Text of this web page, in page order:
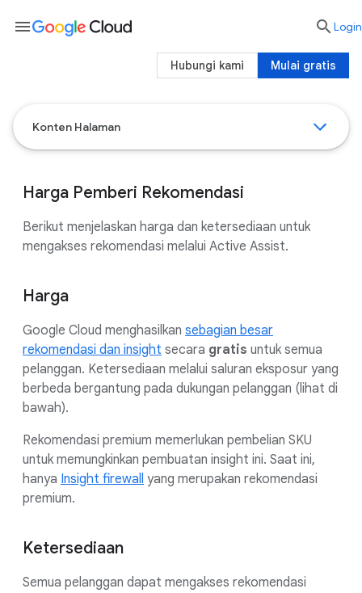
Konten Halaman
Harga Pemberi Rekomendasi
Berikut menjelaskan harga dan ketersediaan untuk
mengakses rekomendasi melalui Active Assist.
Harga
Google Cloud menghasilkan sebagian besar
rekomendasi dan insight secara gratis untuk semua
pelanggan. Ketersediaan melalui saluran eksposur yang
berbeda bergantung pada dukungan pelanggan (lihat di
bawah).
Rekomendasi premium memerlukan pembelian SKU
untuk memungkinkan pembuatan insight ini. Saat ini,
hanya Insight firewall yang merupakan rekomendasi
premium.
Ketersediaan
Semua pelanggan dapat mengakses rekomendasi
menu  Login
Mulai gratis
Hubungi kami